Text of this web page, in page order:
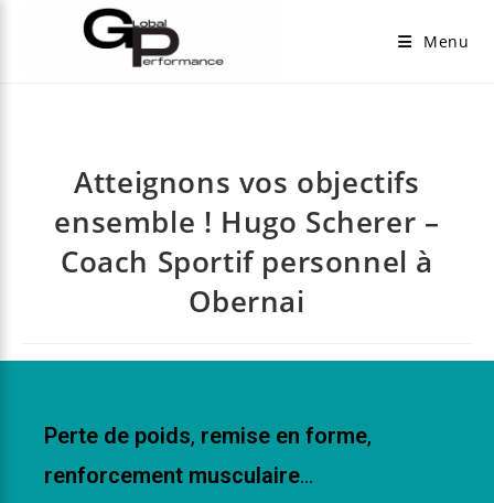
Menu
Atteignons vos objectifs
ensemble ! Hugo Scherer –
Coach Sportif personnel à
Obernai
Perte de poids, remise en forme,
renforcement musculaire…